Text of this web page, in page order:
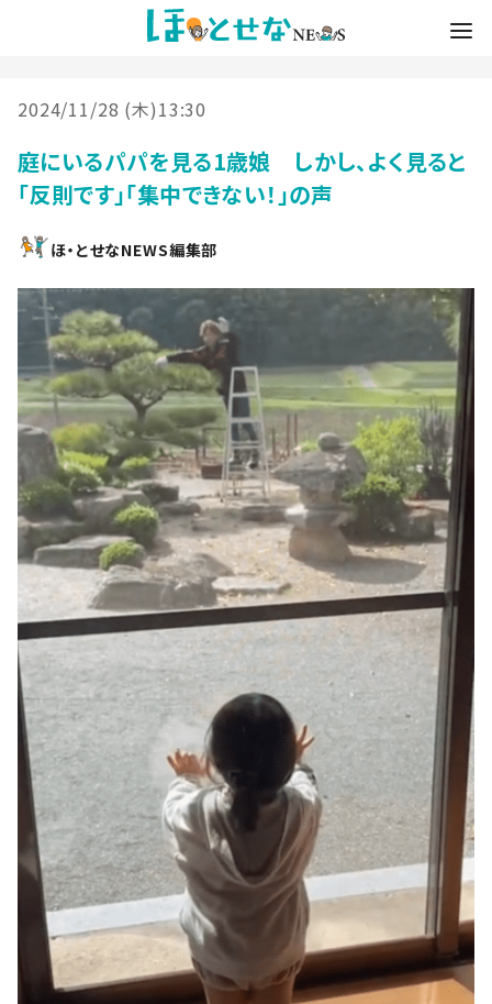
2024/11/28 (木)13:30
庭にいるパパを見る1歳娘 しかし、よく見ると
「反則です」「集中できない！」の声
ほ・とせなNEWS編集部